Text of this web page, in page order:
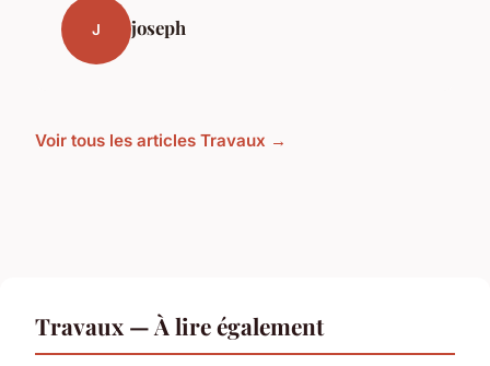
J joseph
Voir tous les articles Travaux →
Travaux — À lire également